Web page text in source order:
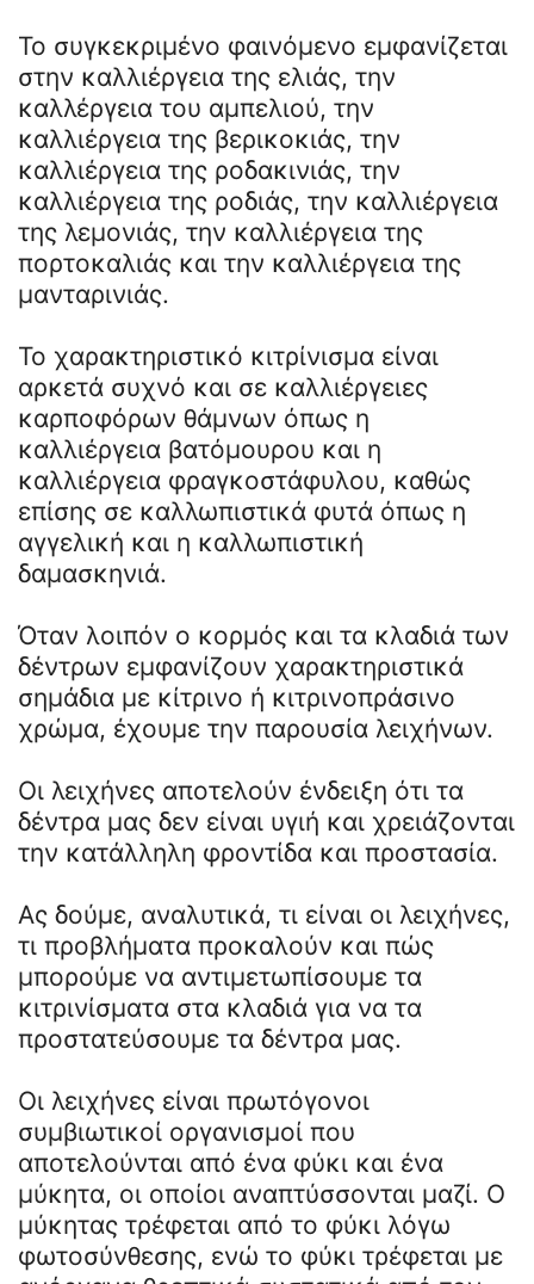
Το συγκεκριμένο φαινόμενο εμφανίζεται
στην καλλιέργεια της ελιάς, την
καλλέργεια του αμπελιού, την
καλλιέργεια της βερικοκιάς, την
καλλιέργεια της ροδακινιάς, την
καλλιέργεια της ροδιάς, την καλλιέργεια
της λεμονιάς, την καλλιέργεια της
πορτοκαλιάς και την καλλιέργεια της
μανταρινιάς.
To χαρακτηριστικό κιτρίνισμα είναι
αρκετά συχνό και σε καλλιέργειες
καρποφόρων θάμνων όπως η
καλλιέργεια βατόμουρου και η
καλλιέργεια φραγκοστάφυλου, καθώς
επίσης σε καλλωπιστικά φυτά όπως η
αγγελική και η καλλωπιστική
δαμασκηνιά.
Όταν λοιπόν ο κορμός και τα κλαδιά των
δέντρων εμφανίζουν χαρακτηριστικά
σημάδια με κίτρινο ή κιτρινοπράσινο
χρώμα, έχουμε την παρουσία λειχήνων.
Οι λειχήνες αποτελούν ένδειξη ότι τα
δέντρα μας δεν είναι υγιή και χρειάζονται
την κατάλληλη φροντίδα και προστασία.
Ας δούμε, αναλυτικά, τι είναι οι λειχήνες,
τι προβλήματα προκαλούν και πώς
μπορούμε να αντιμετωπίσουμε τα
κιτρινίσματα στα κλαδιά για να τα
προστατεύσουμε τα δέντρα μας.
Οι λειχήνες είναι πρωτόγονοι
συμβιωτικοί οργανισμοί που
αποτελούνται από ένα φύκι και ένα
μύκητα, οι οποίοι αναπτύσσονται μαζί. Ο
μύκητας τρέφεται από τo φύκι λόγω
φωτοσύνθεσης, ενώ το φύκι τρέφεται με